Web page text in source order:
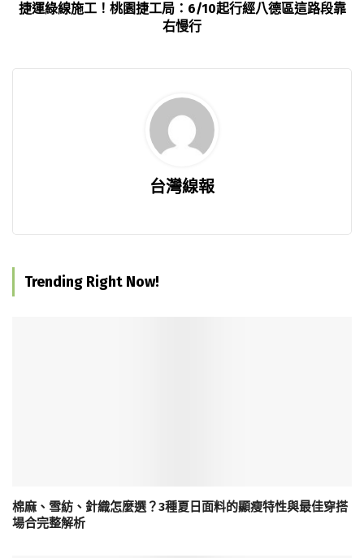
捷運綠線施工！桃園捷工局：6/10起行經八德區這路段靠
右慢行
台灣線報
Trending Right Now!
棉麻、雪紡、針織怎麼選？3種夏日面料的顯瘦特性與最佳穿搭
場合完整解析